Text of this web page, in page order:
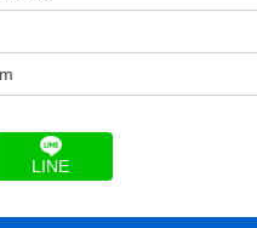
LINE